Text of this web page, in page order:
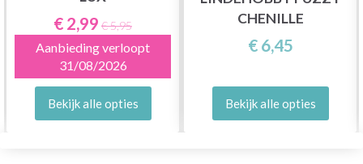
€ 2,99 € 5,95
Aanbieding verloopt
31/08/2026
Bekijk alle opties
CHENILLE
€ 6,45
Bekijk alle opties